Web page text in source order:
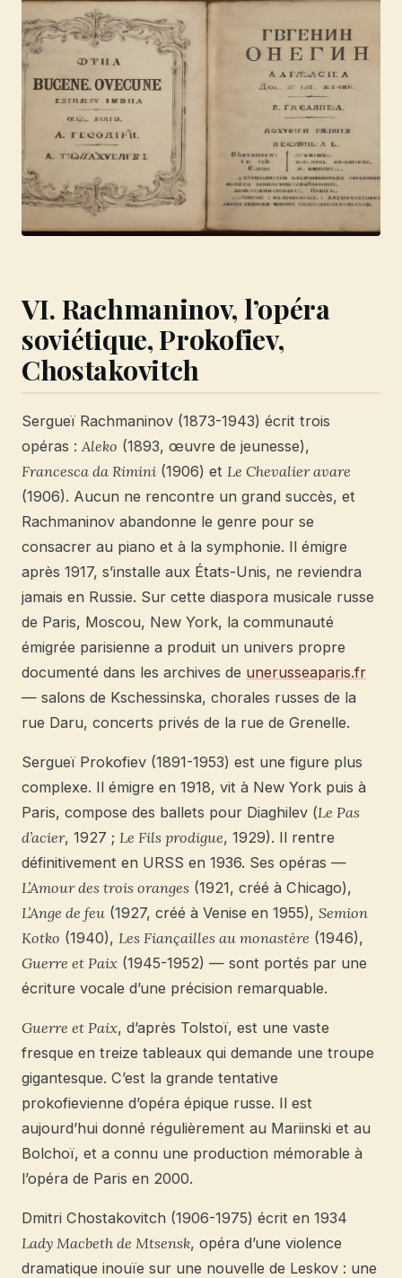
VI. Rachmaninov, l’opéra
soviétique, Prokofiev,
Chostakovitch
Sergueï Rachmaninov (1873-1943) écrit trois
opéras : Aleko (1893, œuvre de jeunesse),
Francesca da Rimini (1906) et Le Chevalier avare
(1906). Aucun ne rencontre un grand succès, et
Rachmaninov abandonne le genre pour se
consacrer au piano et à la symphonie. Il émigre
après 1917, s’installe aux États-Unis, ne reviendra
jamais en Russie. Sur cette diaspora musicale russe
de Paris, Moscou, New York, la communauté
émigrée parisienne a produit un univers propre
documenté dans les archives de unerusseaparis.fr
— salons de Kschessinska, chorales russes de la
rue Daru, concerts privés de la rue de Grenelle.
Sergueï Prokofiev (1891-1953) est une figure plus
complexe. Il émigre en 1918, vit à New York puis à
Paris, compose des ballets pour Diaghilev (Le Pas
d’acier, 1927 ; Le Fils prodigue, 1929). Il rentre
définitivement en URSS en 1936. Ses opéras —
L’Amour des trois oranges (1921, créé à Chicago),
L’Ange de feu (1927, créé à Venise en 1955), Semion
Kotko (1940), Les Fiançailles au monastère (1946),
Guerre et Paix (1945-1952) — sont portés par une
écriture vocale d’une précision remarquable.
Guerre et Paix, d’après Tolstoï, est une vaste
fresque en treize tableaux qui demande une troupe
gigantesque. C’est la grande tentative
prokofievienne d’opéra épique russe. Il est
aujourd’hui donné régulièrement au Mariinski et au
Bolchoï, et a connu une production mémorable à
l’opéra de Paris en 2000.
Dmitri Chostakovitch (1906-1975) écrit en 1934
Lady Macbeth de Mtsensk, opéra d’une violence
dramatique inouïe sur une nouvelle de Leskov : une